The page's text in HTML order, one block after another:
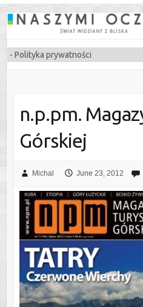
n.p.pm.
Górskiej
Michal June 23, 2012